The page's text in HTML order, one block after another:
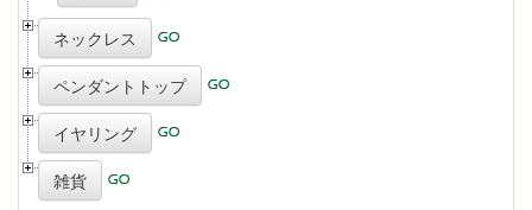
ネックレス
ペンダントトップ
イヤリング
雑貨